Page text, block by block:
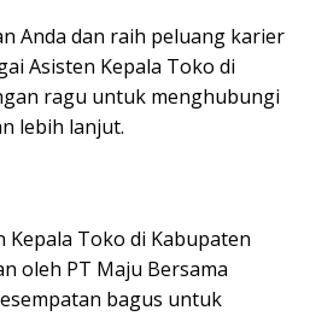
Anda dan raih peluang karier
Asisten Kepala Toko di
ragu untuk menghubungi
lebih lanjut.
Kepala Toko di Kabupaten
oleh PT Maju Bersama
bagus untuk